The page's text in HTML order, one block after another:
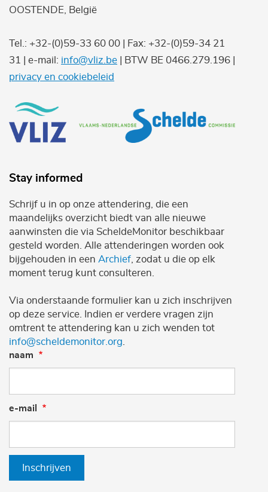
OOSTENDE, België
Tel.: +32-(0)59-33 60 00 | Fax: +32-(0)59-34 21
31 | e-mail: info@vliz.be | BTW BE 0466.279.196 |
privacy en cookiebeleid
Stay informed
Schrijf u in op onze attendering, die een
maandelijks overzicht biedt van alle nieuwe
aanwinsten die via ScheldeMonitor beschikbaar
gesteld worden. Alle attenderingen worden ook
bijgehouden in een Archief , zodat u die op elk
moment terug kunt consulteren.
Via onderstaande formulier kan u zich inschrijven
op deze service. Indien er verdere vragen zijn
omtrent te attendering kan u zich wenden tot
info@scheldemonitor.org
naam
e-mail
Inschrijven